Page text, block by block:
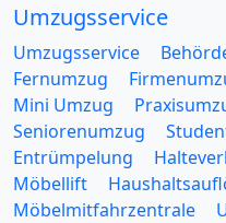
Umzugsservice
Umzugsservice
Fernumzug
Mini Umzug
Seniorenumzug
Entrümpelung
Möbellift
Möbelmitfahrzentrale